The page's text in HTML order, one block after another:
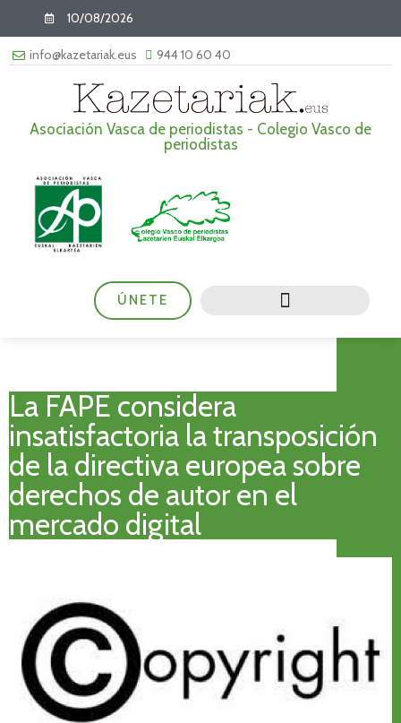
10/08/2026
info@kazetariak.eus 944 10 60 40
Asociación Vasca de periodistas - Colegio Vasco de
periodistas
ÚNETE
La FAPE considera
insatisfactoria la transposición
de la directiva europea sobre
derechos de autor en el
mercado digital